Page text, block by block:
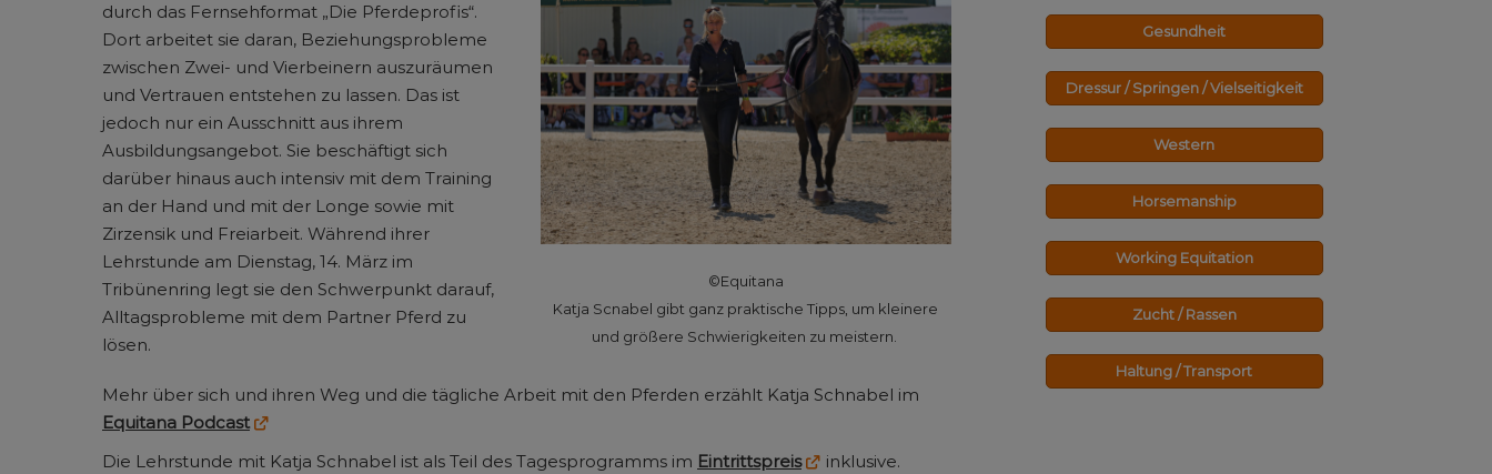
durch das Fernsehformat „Die Pferdeprofis“.
Dort arbeitet sie daran, Beziehungsprobleme
zwischen Zwei- und Vierbeinern auszuräumen
und Vertrauen entstehen zu lassen. Das ist
jedoch nur ein Ausschnitt aus ihrem
Ausbildungsangebot. Sie beschäftigt sich
darüber hinaus auch intensiv mit dem Training
an der Hand und mit der Longe sowie mit
Zirzensik und Freiarbeit. Während ihrer
Lehrstunde am Dienstag, 14. März im
Tribünenring legt sie den Schwerpunkt darauf,
Alltagsprobleme mit dem Partner Pferd zu
lösen.
©Equitana
Katja Scnabel gibt ganz praktische Tipps, um kleinere
und größere Schwierigkeiten zu meistern.
Mehr über sich und ihren Weg und die tägliche Arbeit mit den Pferden erzählt Katja Schnabel im
Equitana Podcast
Die Lehrstunde mit Katja Schnabel ist als Teil des Tagesprogramms im Eintrittspreis inklusive.
Gesundheit
Dressur / Springen / Vielseitigkeit
Western
Horsemanship
Working Equitation
Zucht / Rassen
Haltung / Transport